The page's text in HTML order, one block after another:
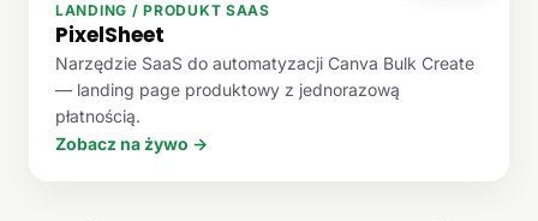
LANDING / PRODUKT SAAS
PixelSheet
Narzędzie SaaS do automatyzacji Canva Bulk Create
— landing page produktowy z jednorazową
płatnością.
Zobacz na żywo →